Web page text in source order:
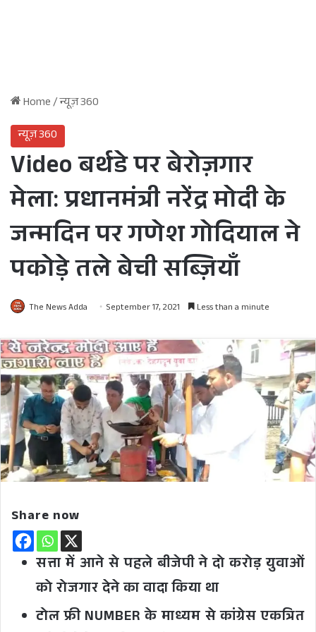
Home/न्यूज़ 360
न्यूज़ 360
Video बर्थडे पर बेरोज़गार
मेला: प्रधानमंत्री नरेंद्र मोदी के
जन्मदिन पर गणेश गोदियाल ने
पकोड़े तले बेची सब्ज़ियाँ
The News Adda September 17, 2021 Less than a minute
Share now
सत्ता में आने से पहले बीजेपी ने दो करोड़ युवाओं
को रोजगार देने का वादा किया था
टोल फ्री NUMBER के माध्यम से कांग्रेस एकत्रित